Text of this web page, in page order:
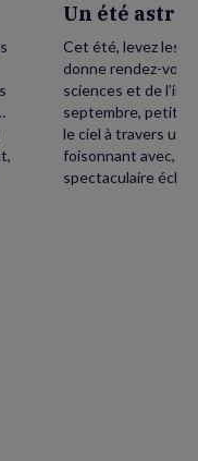
Un été
Cet été, levez les
donne rendez-vous
sciences et de
septembre, petits
le ciel à travers un
foisonnant avec,
spectaculaire